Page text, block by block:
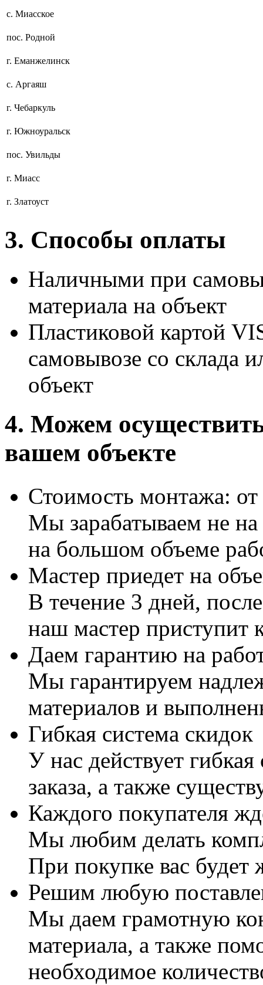
с. Миасское
пос. Родной
г. Еманжелинск
с. Аргаяш
г. Чебаркуль
г. Южноуральск
пос. Увильды
г. Миасс
г. Златоуст
3. Способы оплаты
Наличными при
материала на объект
Пластиковой картой
самовывозе со склада
объект
4. Можем
вашем объекте
Стоимость монтажа:
Мы зарабатываем не на
на большом объеме
Мастер приедет на
В течение 3 дней,
наш мастер приступит
Даем гарантию на
Мы гарантируем
материалов и
Гибкая система скидок
У нас действует
заказа, а также
Каждого покупателя
Мы любим делать
При покупке вас
Решим любую
Мы даем грамотную
материала, а также
необходимое